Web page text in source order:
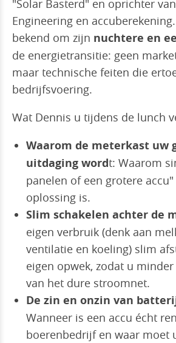
"Solar Basterd" en oprichter
Engineering en
bekend om zijn nuchtere en
de energietransitie: geen
maar technische feiten die
bedrijfsvoering.
Wat Dennis u tijdens de lunch
Waarom de meterkast uw
uitdaging wordt: Waarom
panelen of een grotere
oplossing is.
Slim schakelen achter de
eigen verbruik (denk aan
ventilatie en koeling) slim
eigen opwek, zodat u
van het dure stroomnet.
De zin en onzin van
Wanneer is een accu écht
boerenbedrijf en waar moet